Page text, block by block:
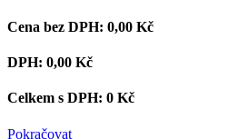
Cena bez DPH: 0,00 Kč
DPH: 0,00 Kč
Celkem s DPH: 0 Kč
Pokračovat